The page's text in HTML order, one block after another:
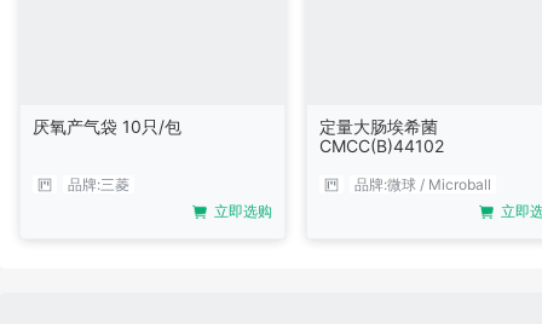
厌氧产气袋 10只/包
品牌:三菱
立即选购
定量大肠埃希菌
CMCC(B)44102
品牌:微球 / Microball
立即